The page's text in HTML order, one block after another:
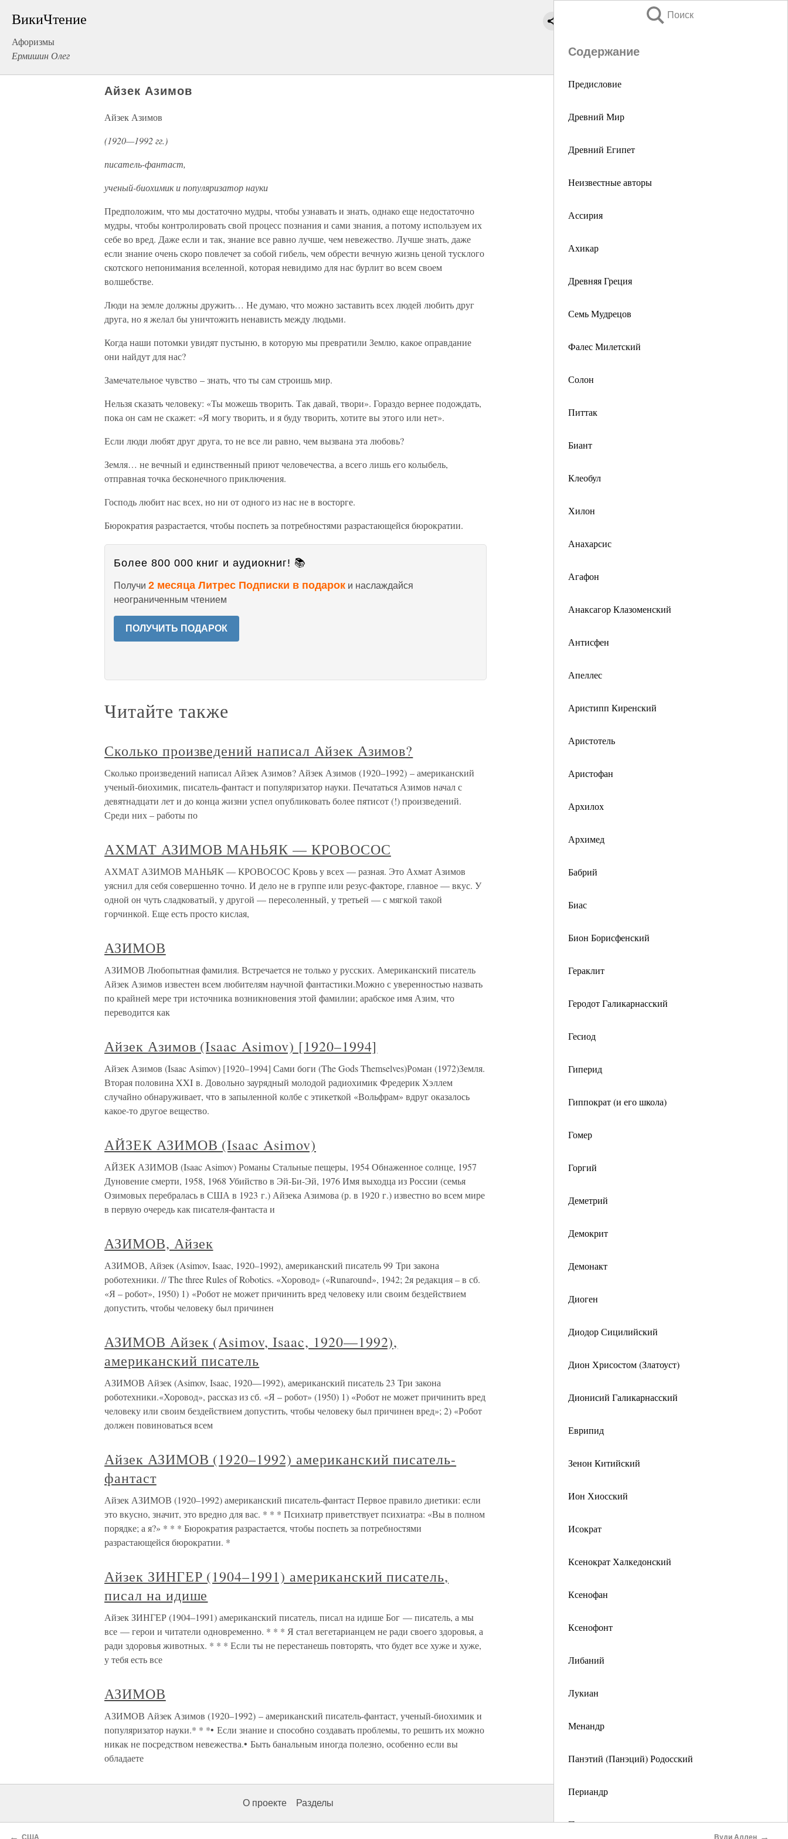
ВикиЧтение
Афоризмы
Ермишин Олег
Поиск
Содержание
Предисловие
Древний Мир
Древний Египет
Неизвестные авторы
Ассирия
Ахикар
Древняя Греция
Семь Мудрецов
Фалес Милетский
Солон
Питтак
Биант
Клеобул
Хилон
Анахарсис
Агафон
Анаксагор Клазоменский
Антисфен
Апеллес
Аристипп Киренский
Аристотель
Аристофан
Архилох
Архимед
Бабрий
Биас
Бион Борисфенский
Гераклит
Геродот Галикарнасский
Гесиод
Гиперид
Гиппократ (и его школа)
Гомер
Горгий
Деметрий
Демокрит
Демонакт
Диоген
Диодор Сицилийский
Дион Хрисостом (Златоуст)
Дионисий Галикарнасский
Еврипид
Зенон Китийский
Ион Хиосский
Исократ
Ксенократ Халкедонский
Ксенофан
Ксенофонт
Либаний
Лукиан
Менандр
Панэтий (Панэций) Родосский
Периандр
Перикл
Айзек Азимов
Айзек Азимов
(1920—1992 гг.)
писатель-фантаст,
ученый-биохимик и популяризатор науки
Предположим, что мы достаточно мудры, чтобы узнавать и знать, однако еще недостаточно
мудры, чтобы контролировать свой процесс познания и сами знания, а потому используем их
себе во вред. Даже если и так, знание все равно лучше, чем невежество. Лучше знать, даже
если знание очень скоро повлечет за собой гибель, чем обрести вечную жизнь ценой тусклого
скотского непонимания вселенной, которая невидимо для нас бурлит во всем своем
волшебстве.
Люди на земле должны дружить… Не думаю, что можно заставить всех людей любить друг
друга, но я желал бы уничтожить ненависть между людьми.
Когда наши потомки увидят пустыню, в которую мы превратили Землю, какое оправдание
они найдут для нас?
Замечательное чувство – знать, что ты сам строишь мир.
Нельзя сказать человеку: «Ты можешь творить. Так давай, твори». Гораздо вернее подождать,
пока он сам не скажет: «Я могу творить, и я буду творить, хотите вы этого или нет».
Если люди любят друг друга, то не все ли равно, чем вызвана эта любовь?
Земля… не вечный и единственный приют человечества, а всего лишь его колыбель,
отправная точка бесконечного приключения.
Господь любит нас всех, но ни от одного из нас не в восторге.
Бюрократия разрастается, чтобы поспеть за потребностями разрастающейся бюрократии.
Более 800 000 книг и аудиокниг! 📚
Получи 2 месяца Литрес Подписки в подарок и наслаждайся
неограниченным чтением
ПОЛУЧИТЬ ПОДАРОК
Читайте также
Сколько произведений написал Айзек Азимов?
Сколько произведений написал Айзек Азимов? Айзек Азимов (1920–1992) – американский
ученый-биохимик, писатель-фантаст и популяризатор науки. Печататься Азимов начал с
девятнадцати лет и до конца жизни успел опубликовать более пятисот (!) произведений.
Среди них – работы по
АХМАТ АЗИМОВ МАНЬЯК — КРОВОСОС
АХМАТ АЗИМОВ МАНЬЯК — КРОВОСОС Кровь у всех — разная. Это Ахмат Азимов
уяснил для себя совершенно точно. И дело не в группе или резус-факторе, главное — вкус. У
одной он чуть сладковатый, у другой — пересоленный, у третьей — с мягкой такой
горчинкой. Еще есть просто кислая,
АЗИМОВ
АЗИМОВ Любопытная фамилия. Встречается не только у русских. Американский писатель
Айзек Азимов известен всем любителям научной фантастики.Можно с уверенностью назвать
по крайней мере три источника возникновения этой фамилии; арабское имя Азим, что
переводится как
Айзек Азимов (Isaac Asimov) [1920–1994]
Айзек Азимов (Isaac Asimov) [1920–1994] Сами боги (The Gods Themselves)Роман (1972)Земля.
Вторая половина XXI в. Довольно заурядный молодой радиохимик Фредерик Хэллем
случайно обнаруживает, что в запыленной колбе с этикеткой «Вольфрам» вдруг оказалось
какое-то другое вещество.
АЙЗЕК АЗИМОВ (Isaac Asimov)
АЙЗЕК АЗИМОВ (Isaac Asimov) Романы Стальные пещеры, 1954 Обнаженное солнце, 1957
Дуновение смерти, 1958, 1968 Убийство в Эй-Би-Эй, 1976 Имя выходца из России (семья
Озимовых перебралась в США в 1923 г.) Айзека Азимова (р. в 1920 г.) известно во всем мире
в первую очередь как писателя-фантаста и
АЗИМОВ, Айзек
АЗИМОВ, Айзек (Asimov, Isaac, 1920–1992), американский писатель 99 Три закона
роботехники. // The three Rules of Robotics. «Хоровод» («Runaround», 1942; 2я редакция – в сб.
«Я – робот», 1950) 1) «Робот не может причинить вред человеку или своим бездействием
допустить, чтобы человеку был причинен
АЗИМОВ Айзек (Asimov, Isaac, 1920—1992),
американский писатель
АЗИМОВ Айзек (Asimov, Isaac, 1920—1992), американский писатель 23 Три закона
роботехники.«Хоровод», рассказ из сб. «Я – робот» (1950) 1) «Робот не может причинить вред
человеку или своим бездействием допустить, чтобы человеку был причинен вред»; 2) «Робот
должен повиноваться всем
Айзек АЗИМОВ (1920–1992) американский писатель-
фантаст
Айзек АЗИМОВ (1920–1992) американский писатель-фантаст Первое правило диетики: если
это вкусно, значит, это вредно для вас. * * * Психиатр приветствует психиатра: «Вы в полном
порядке; а я?» * * * Бюрократия разрастается, чтобы поспеть за потребностями
разрастающейся бюрократии. *
Айзек ЗИНГЕР (1904–1991) американский писатель,
писал на идише
Айзек ЗИНГЕР (1904–1991) американский писатель, писал на идише Бог — писатель, а мы
все — герои и читатели одновременно. * * * Я стал вегетарианцем не ради своего здоровья, а
ради здоровья животных. * * * Если ты не перестанешь повторять, что будет все хуже и хуже,
у тебя есть все
АЗИМОВ
АЗИМОВ Айзек Азимов (1920–1992) – американский писатель-фантаст, ученый-биохимик и
популяризатор науки.* * *• Если знание и способно создавать проблемы, то решить их можно
никак не посредством невежества.• Быть банальным иногда полезно, особенно если вы
обладаете
О проекте Разделы
← США Вуди Аллен →